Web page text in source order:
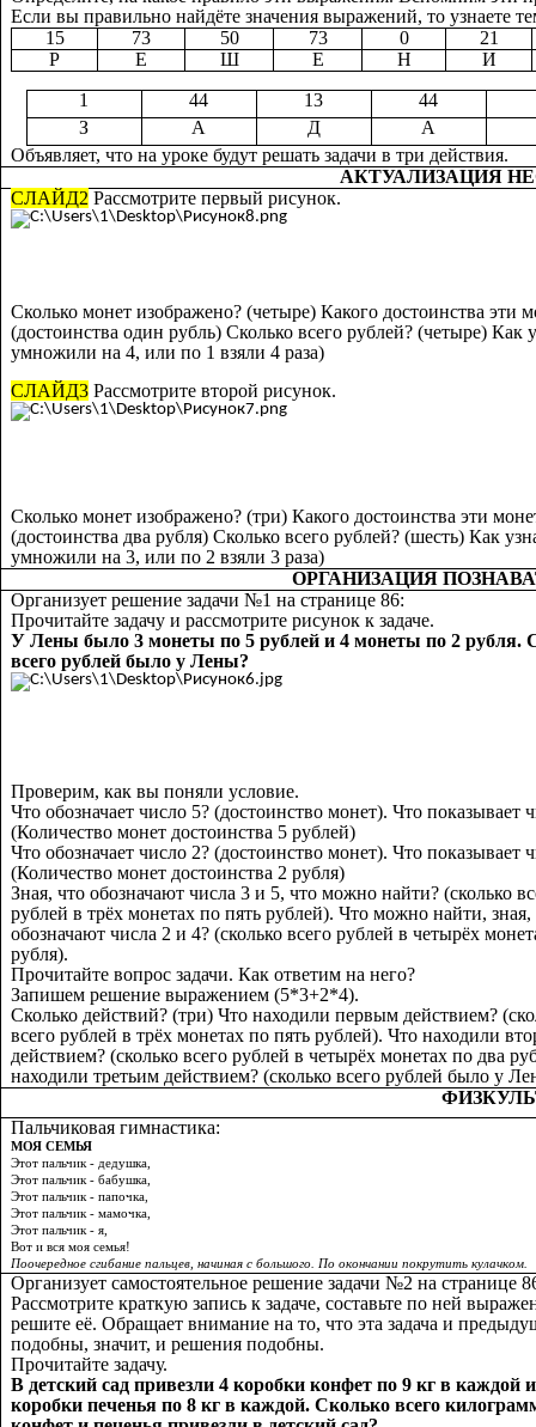
Если вы правильно найдёте значения выражений, то узнаете
15
73 50 73 0
21
Р
Е Ш Е Н
И
1
44 13
44
З
А Д
А
Объявляет, что на уроке будут решать задачи в три действия.
АКТУАЛИЗАЦИЯ
СЛАЙД2 Рассмотрите первый рисунок.
Сколько монет изображено? (четыре) Какого достоинства эти
(достоинства один рубль) Сколько всего рублей? (четыре) Как
умножили на 4, или по 1 взяли 4 раза)
СЛАЙД3 Рассмотрите второй рисунок.
Сколько монет изображено? (три) Какого достоинства эти
(достоинства два рубля) Сколько всего рублей? (шесть) Как
умножили на 3, или по 2 взяли 3 раза)
ОРГАНИЗАЦИЯ
Организует решение задачи №1 на странице 86:
Прочитайте задачу и рассмотрите рисунок к задаче.
У Лены было 3 монеты по 5 рублей и 4 монеты по 2 рубля.
всего рублей было у Лены?
Проверим, как вы поняли условие.
Что обозначает число 5? (достоинство монет). Что показывает
(Количество монет достоинства 5 рублей)
Что обозначает число 2? (достоинство монет). Что показывает
(Количество монет достоинства 2 рубля)
Зная, что обозначают числа 3 и 5, что можно найти? (сколько
рублей в трёх монетах по пять рублей). Что можно найти, зная,
обозначают числа 2 и 4? (сколько всего рублей в четырёх
рубля).
Прочитайте вопрос задачи. Как ответим на него?
Запишем решение выражением (5*3+2*4).
Сколько действий? (три) Что находили первым действием?
всего рублей в трёх монетах по пять рублей). Что находили
действием? (сколько всего рублей в четырёх монетах по два
находили третьим действием? (сколько всего рублей было у
Пальчиковая гимнастика:
МОЯ СЕМЬЯ
Этот пальчик - дедушка,
Этот пальчик - бабушка,
Этот пальчик - папочка,
Этот пальчик - мамочка,
Этот пальчик - я,
Вот и вся моя семья!
Поочередное сгибание пальцев, начиная с большого. По окончании покрутить кулачком.
Организует самостоятельное решение задачи №2 на странице
Рассмотрите краткую запись к задаче, составьте по ней
решите её. Обращает внимание на то, что эта задача и
подобны, значит, и решения подобны.
Прочитайте задачу.
В детский сад привезли 4 коробки конфет по 9 кг в каждой
коробки печенья по 8 кг в каждой. Сколько всего